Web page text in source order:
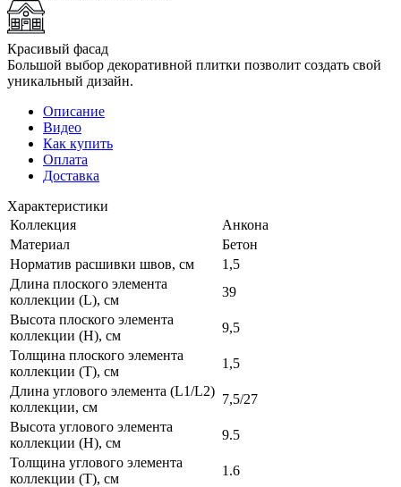
Красивый фасад
Большой выбор декоративной плитки позволит создать свой
уникальный дизайн.
Описание
Видео
Как купить
Оплата
Доставка
Характеристики
Коллекция
Анкона
Материал
Бетон
Норматив расшивки швов, см
1,5
Длина плоского элемента
коллекции (L), см
39
Высота плоского элемента
коллекции (H), см
9,5
Толщина плоского элемента
коллекции (T), см
1,5
Длина углового элемента (L1/L2)
коллекции, см
7,5/27
Высота углового элемента
коллекции (H), см
9.5
Толщина углового элемента
коллекции (T), см
1.6